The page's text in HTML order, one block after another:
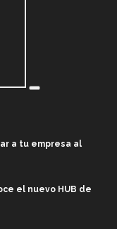
a tu empresa al
el nuevo HUB de